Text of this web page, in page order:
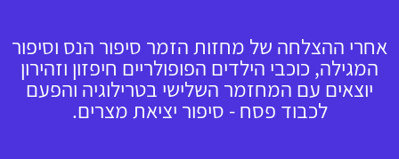
אחרי ההצלחה של מחזות הזמר סיפור הנס וסיפור
המגילה, כוכבי הילדים הפופולריים חיפזון וזהירון
יוצאים עם המחזמר השלישי בטרילוגיה והפעם
לכבוד פסח - סיפור יציאת מצרים.